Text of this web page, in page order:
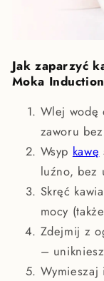
Jak zaparzyć
Moka
Wlej wodę
zaworu
Wsyp kawę
luźno, bez
Skręć
mocy
Zdejmij z
–
Wymieszaj